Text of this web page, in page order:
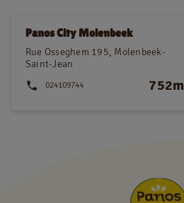
Panos City Molenbeek
Rue Osseghem 195, Molenbeek-
Saint-Jean
024109744 752m